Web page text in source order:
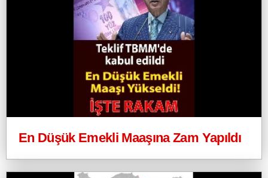
En Düşük Emekli Maaşına Zam Yapıldı